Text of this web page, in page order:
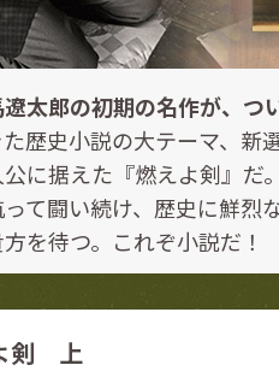
太郎の初期の名作が、つ
歴史小説の大テーマ、
に据えた『燃えよ剣』だ
て闘い続け、歴史に鮮
を待つ。これぞ小説だ！
剣 上